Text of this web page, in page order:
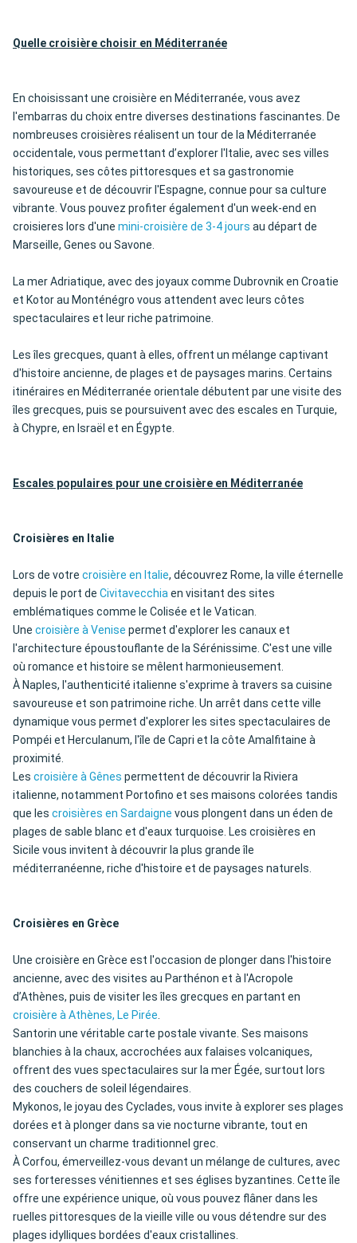
Quelle croisière choisir en Méditerranée
En choisissant une croisière en Méditerranée, vous avez
l'embarras du choix entre diverses destinations fascinantes. De
nombreuses croisières réalisent un tour de la Méditerranée
occidentale, vous permettant d’explorer l'Italie, avec ses villes
historiques, ses côtes pittoresques et sa gastronomie
savoureuse et de découvrir l'Espagne, connue pour sa culture
vibrante. Vous pouvez profiter également d'un week-end en
croisieres lors d'une mini-croisière de 3-4 jours au départ de
Marseille, Genes ou Savone.
La mer Adriatique, avec des joyaux comme Dubrovnik en Croatie
et Kotor au Monténégro vous attendent avec leurs côtes
spectaculaires et leur riche patrimoine.
Les îles grecques, quant à elles, offrent un mélange captivant
d'histoire ancienne, de plages et de paysages marins. Certains
itinéraires en Méditerranée orientale débutent par une visite des
îles grecques, puis se poursuivent avec des escales en Turquie,
à Chypre, en Israël et en Égypte.
Escales populaires pour une croisière en Méditerranée
Croisières en Italie
Lors de votre croisière en Italie, découvrez Rome, la ville éternelle
depuis le port de Civitavecchiaen visitant des sites
emblématiques comme le Colisée et le Vatican.
Une croisière à Venise permet d'explorer les canaux et
l'architecture époustouflante de la Sérénissime. C'est une ville
où romance et histoire se mêlent harmonieusement.
À Naples, l'authenticité italienne s'exprime à travers sa cuisine
savoureuse et son patrimoine riche. Un arrêt dans cette ville
dynamique vous permet d'explorer les sites spectaculaires de
Pompéi et Herculanum, l'île de Capri et la côte Amalfitaine à
proximité.
Les croisière à Gênes permettent de découvrir la Riviera
italienne, notamment Portofino et ses maisons colorées tandis
que les croisières en Sardaigne vous plongent dans un éden de
plages de sable blanc et d'eaux turquoise. Les croisières en
Sicile vous invitent à découvrir la plus grande île
méditerranéenne, riche d'histoire et de paysages naturels.
Croisières en Grèce
Une croisière en Grèce est l'occasion de plonger dans l'histoire
ancienne, avec des visites au Parthénon et à l'Acropole
d’Athènes, puis de visiter les îles grecques en partant en
croisière à Athènes, Le Pirée.
Santorin une véritable carte postale vivante. Ses maisons
blanchies à la chaux, accrochées aux falaises volcaniques,
offrent des vues spectaculaires sur la mer Égée, surtout lors
des couchers de soleil légendaires.
Mykonos, le joyau des Cyclades, vous invite à explorer ses plages
dorées et à plonger dans sa vie nocturne vibrante, tout en
conservant un charme traditionnel grec.
À Corfou, émerveillez-vous devant un mélange de cultures, avec
ses forteresses vénitiennes et ses églises byzantines. Cette île
offre une expérience unique, où vous pouvez flâner dans les
ruelles pittoresques de la vieille ville ou vous détendre sur des
plages idylliques bordées d'eaux cristallines.